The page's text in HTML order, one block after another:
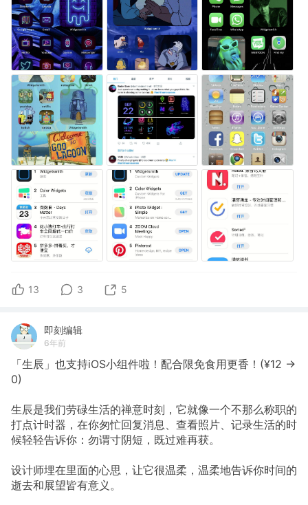
13 3 5
即刻编辑
6年前
「生辰」也支持iOS小组件啦！配合限免食用更香！(¥12 ->
0)
生辰是我们劳碌生活的禅意时刻，它就像一个不那么称职的
打点计时器，在你匆忙回复消息、查看照片、记录生活的时
候轻轻告诉你：勿谓寸阴短，既过难再获。
设计师埋在里面的心思，让它很温柔，温柔地告诉你时间的
逝去和展望皆有意义。